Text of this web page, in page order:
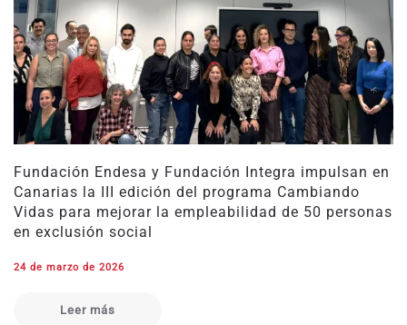
Fundación Endesa y Fundación Integra impulsan en
Canarias la III edición del programa Cambiando
Vidas para mejorar la empleabilidad de 50 personas
en exclusión social
24 de marzo de 2026
Leer más